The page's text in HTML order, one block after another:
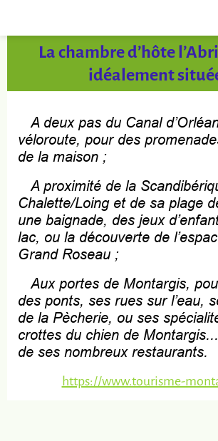
La chambre d’hôte
idéalement
A deux pas du Canal
véloroute, pour des
de la maison ;
A proximité de la
Chalette/Loing et de sa plage
une baignade, des jeux
lac, ou la découverte de
Grand Roseau ;
Aux portes de Montargis,
des ponts, ses rues sur l’eau,
de la Pècherie, ou ses
crottes du chien de
de ses nombreux restaurants.
https://www.tourisme-